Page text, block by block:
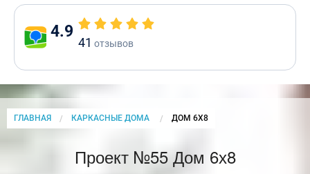
4.9
41 отзывов
ГЛАВНАЯ КАРКАСНЫЕ ДОМА CURRENT:
ДОМ 6Х8
Проект №55 Дом 6х8